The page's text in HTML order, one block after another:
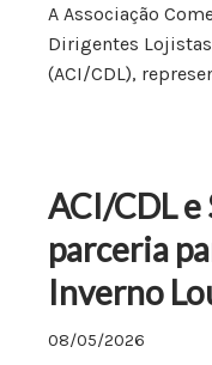
A Associação
Dirigentes
(ACI/CDL),
ACI/CDL e
parceria
Inverno
08/05/2026